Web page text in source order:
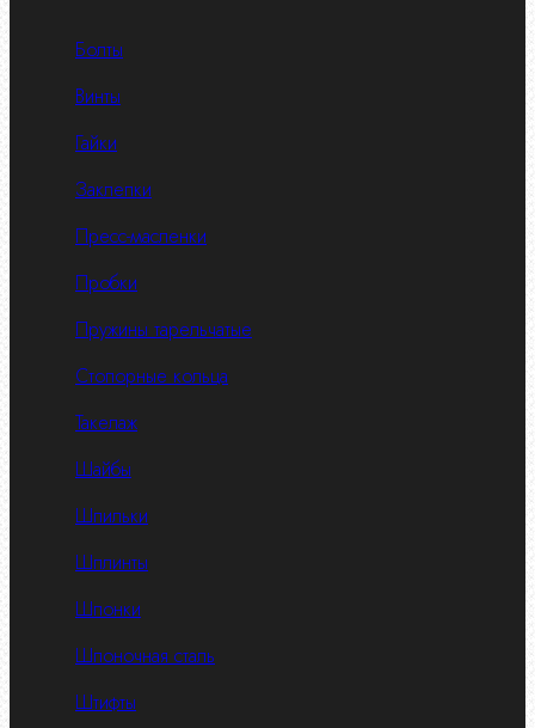
Болты
Винты
Гайки
Заклепки
Пресс-масленки
Пробки
Пружины тарельчатые
Стопорные кольца
Такелаж
Шайбы
Шпильки
Шплинты
Шпонки
Шпоночная сталь
Штифты